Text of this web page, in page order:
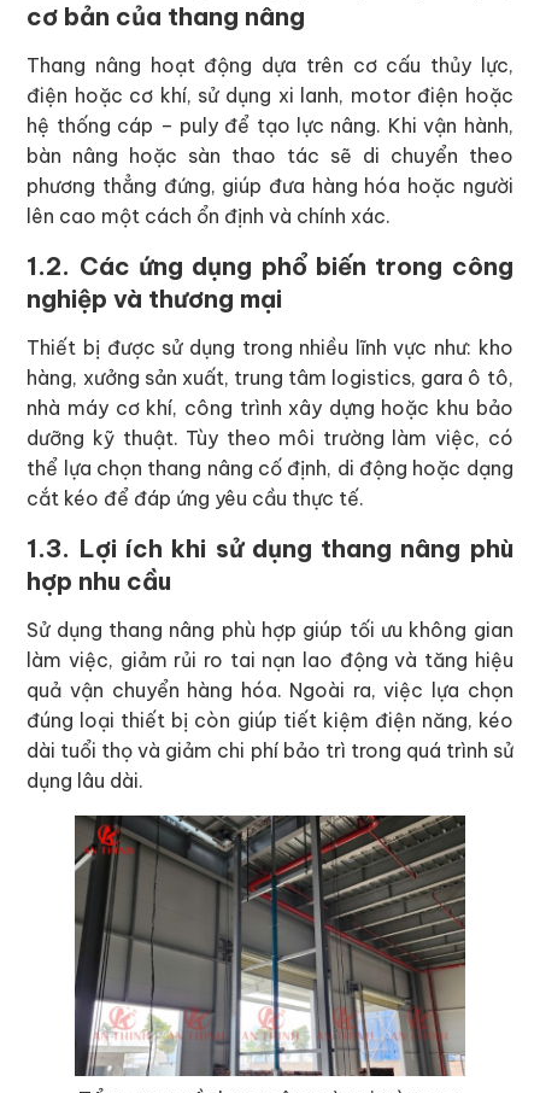
cơ bản của thang nâng
Thang nâng hoạt động dựa trên cơ cấu thủy lực,
điện hoặc cơ khí, sử dụng xi lanh, motor điện hoặc
hệ thống cáp – puly để tạo lực nâng. Khi vận hành,
bàn nâng hoặc sàn thao tác sẽ di chuyển theo
phương thẳng đứng, giúp đưa hàng hóa hoặc người
lên cao một cách ổn định và chính xác.
1.2. Các ứng dụng phổ biến trong công
nghiệp và thương mại
Thiết bị được sử dụng trong nhiều lĩnh vực như: kho
hàng, xưởng sản xuất, trung tâm logistics, gara ô tô,
nhà máy cơ khí, công trình xây dựng hoặc khu bảo
dưỡng kỹ thuật. Tùy theo môi trường làm việc, có
thể lựa chọn thang nâng cố định, di động hoặc dạng
cắt kéo để đáp ứng yêu cầu thực tế.
1.3. Lợi ích khi sử dụng thang nâng phù
hợp nhu cầu
Sử dụng thang nâng phù hợp giúp tối ưu không gian
làm việc, giảm rủi ro tai nạn lao động và tăng hiệu
quả vận chuyển hàng hóa. Ngoài ra, việc lựa chọn
đúng loại thiết bị còn giúp tiết kiệm điện năng, kéo
dài tuổi thọ và giảm chi phí bảo trì trong quá trình sử
dụng lâu dài.